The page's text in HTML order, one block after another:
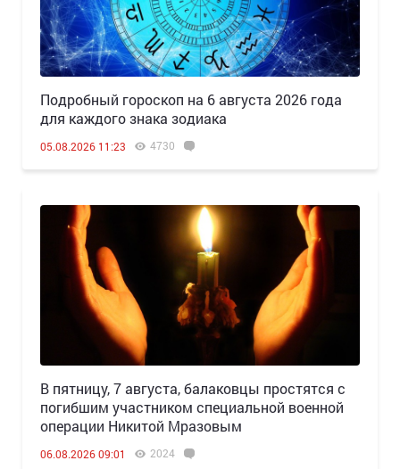
Подробный гороскоп на 6 августа 2026 года
для каждого знака зодиака
05.08.2026 11:23 4730
В пятницу, 7 августа, балаковцы простятся с
погибшим участником специальной военной
операции Никитой Мразовым
06.08.2026 09:01 2024